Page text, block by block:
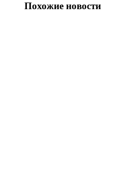
Похожие новости